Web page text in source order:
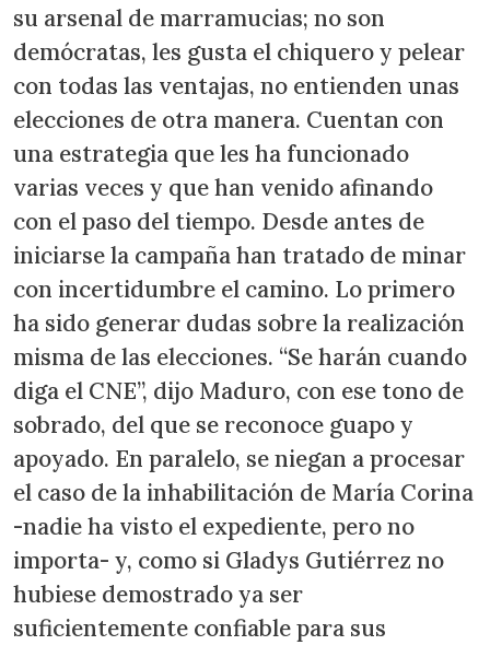
su arsenal de marramucias; no son
demócratas, les gusta el chiquero y pelear
con todas las ventajas, no entienden unas
elecciones de otra manera. Cuentan con
una estrategia que les ha funcionado
varias veces y que han venido afinando
con el paso del tiempo. Desde antes de
iniciarse la campaña han tratado de minar
con incertidumbre el camino. Lo primero
ha sido generar dudas sobre la realización
misma de las elecciones. “Se harán cuando
diga el CNE”, dijo Maduro, con ese tono de
sobrado, del que se reconoce guapo y
apoyado. En paralelo, se niegan a procesar
el caso de la inhabilitación de María Corina
-nadie ha visto el expediente, pero no
importa- y, como si Gladys Gutiérrez no
hubiese demostrado ya ser
suficientemente confiable para sus